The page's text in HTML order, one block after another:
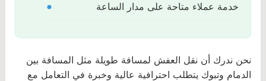
خدمة عملاء متاحة على مدار الساعة
نحن ندرك أن نقل العفش لمسافة طويلة مثل المسافة بين
الدمام وتبوك يتطلب احترافية عالية وخبرة في التعامل مع